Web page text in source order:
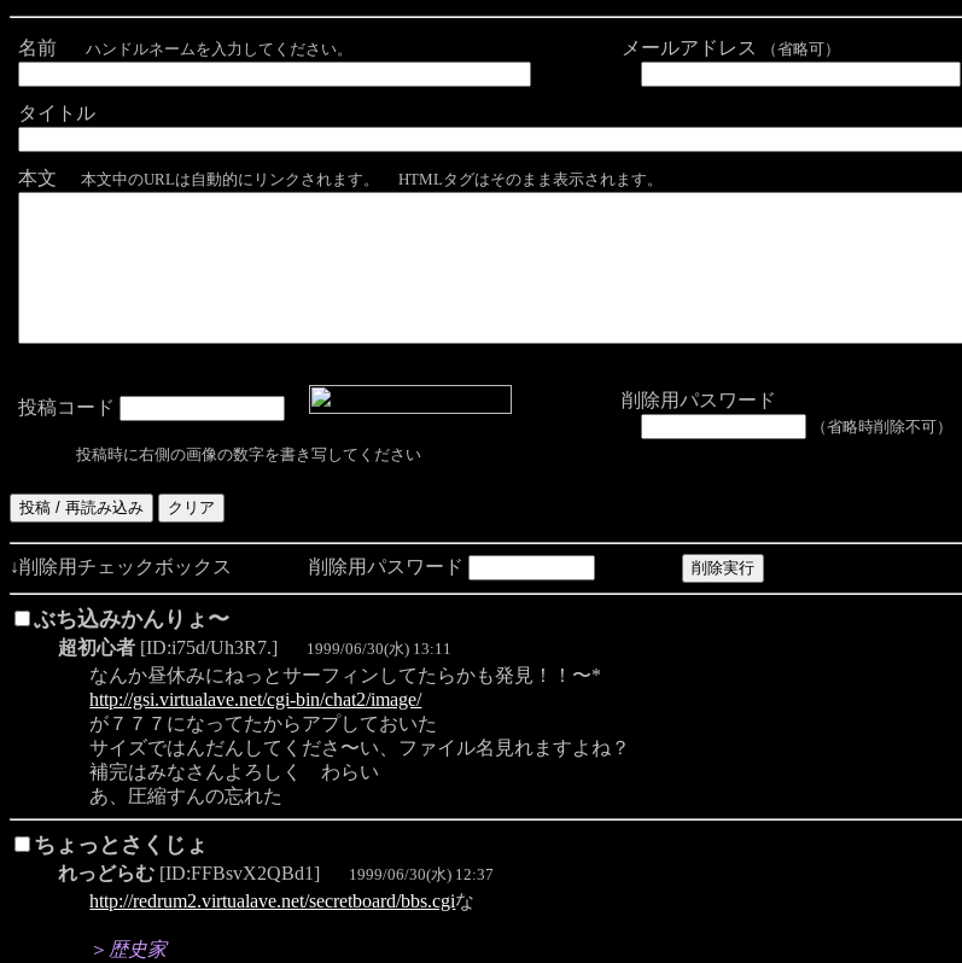
名前 ハンドルネームを入力してください。 メールアドレス （省略可）
タイトル
本文 本文中のURLは自動的にリンクされます。 HTMLタグはそのまま表示されます。
投稿コード
投稿時に右側の画像の数字を書き写してください
削除用パスワード
（省略時削除不可）
↓削除用チェックボックス 削除用パスワード
ぶち込みかんりょ〜
超初心者 [ID:i75d/Uh3R7.] 1999/06/30(水) 13:11
なんか昼休みにねっとサーフィンしてたらかも発見！！〜*
http://gsi.virtualave.net/cgi-bin/chat2/image/
が７７７になってたからアプしておいた
サイズではんだんしてくださ〜い、ファイル名見れますよね？
補完はみなさんよろしく わらい
あ、圧縮すんの忘れた
ちょっとさくじょ
れっどらむ [ID:FFBsvX2QBd1] 1999/06/30(水) 12:37
http://redrum2.virtualave.net/secretboard/bbs.cgiな
＞ 歴史家